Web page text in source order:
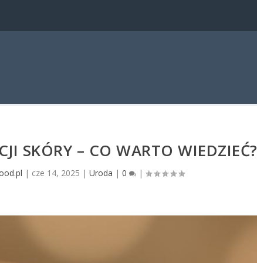
SKÓRY – CO WARTO WIEDZIEĆ?
| cze 14, 2025 |Uroda |0 |